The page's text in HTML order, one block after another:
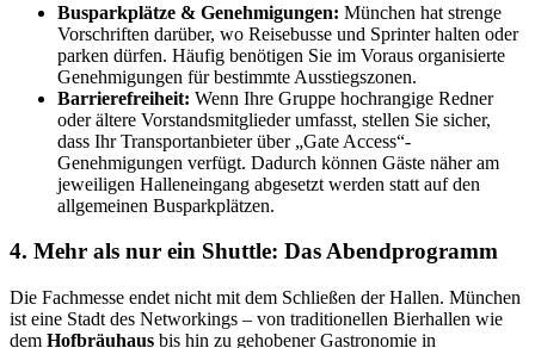
Busparkplätze & Genehmigungen: München hat strenge
Vorschriften darüber, wo Reisebusse und Sprinter halten oder
parken dürfen. Häufig benötigen Sie im Voraus organisierte
Genehmigungen für bestimmte Ausstiegszonen.
Barrierefreiheit: Wenn Ihre Gruppe hochrangige Redner
oder ältere Vorstandsmitglieder umfasst, stellen Sie sicher,
dass Ihr Transportanbieter über „Gate Access“-
Genehmigungen verfügt. Dadurch können Gäste näher am
jeweiligen Halleneingang abgesetzt werden statt auf den
allgemeinen Busparkplätzen.
4. Mehr als nur ein Shuttle: Das Abendprogramm
Die Fachmesse endet nicht mit dem Schließen der Hallen. München
ist eine Stadt des Networkings – von traditionellen Bierhallen wie
dem Hofbräuhaus bis hin zu gehobener Gastronomie in